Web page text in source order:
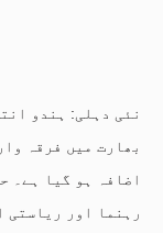
نئی دہلی: ہندو
بھارت میں فرقہ
اضافہ ہو گیا ہے۔
رہنما اور ریاستی